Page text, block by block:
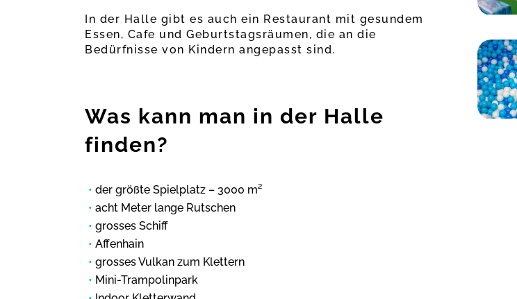
In der Halle gibt es auch ein Restaurant mit gesundem
Essen, Cafe und Geburtstagsräumen, die an die
Bedürfnisse von Kindern angepasst sind.
Was kann man in der Halle
finden?
der größte Spielplatz – 3000 m²
acht Meter lange Rutschen
grosses Schiff
Affenhain
grosses Vulkan zum Klettern
Mini-Trampolinpark